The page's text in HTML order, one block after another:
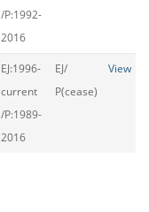
/P:1992-
2016
EJ:1996-
current
/P:1989-
2016
EJ/
P(cease)
View